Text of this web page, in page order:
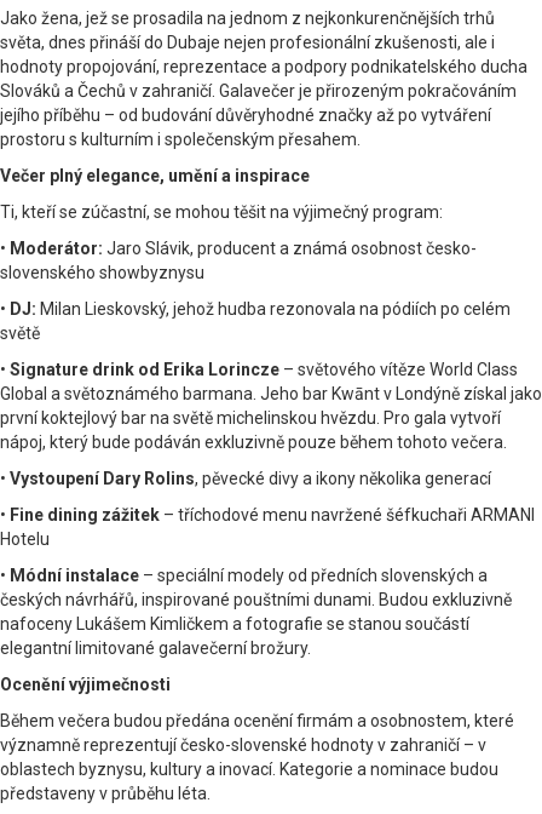
Jako žena, jež se prosadila na jednom z nejkonkurenčnějších trhů
světa, dnes přináší do Dubaje nejen profesionální zkušenosti, ale i
hodnoty propojování, reprezentace a podpory podnikatelského ducha
Slováků a Čechů v zahraničí. Galavečer je přirozeným pokračováním
jejího příběhu – od budování důvěryhodné značky až po vytváření
prostoru s kulturním i společenským přesahem.
Večer plný elegance, umění a inspirace
Ti, kteří se zúčastní, se mohou těšit na výjimečný program:
• Moderátor: Jaro Slávik, producent a známá osobnost česko-
slovenského showbyznysu
• DJ: Milan Lieskovský, jehož hudba rezonovala na pódiích po celém
světě
• Signature drink od Erika Lorincze – světového vítěze World Class
Global a světoznámého barmana. Jeho bar Kwānt v Londýně získal jako
první koktejlový bar na světě michelinskou hvězdu. Pro gala vytvoří
nápoj, který bude podáván exkluzivně pouze během tohoto večera.
• Vystoupení Dary Rolins, pěvecké divy a ikony několika generací
• Fine dining zážitek – tříchodové menu navržené šéfkuchaři ARMANI
Hotelu
• Módní instalace – speciální modely od předních slovenských a
českých návrhářů, inspirované pouštními dunami. Budou exkluzivně
nafoceny Lukášem Kimličkem a fotografie se stanou součástí
elegantní limitované galavečerní brožury.
Ocenění výjimečnosti
Během večera budou předána ocenění firmám a osobnostem, které
významně reprezentují česko-slovenské hodnoty v zahraničí – v
oblastech byznysu, kultury a inovací. Kategorie a nominace budou
představeny v průběhu léta.